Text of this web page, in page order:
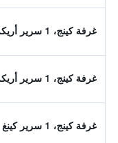
غرفة كينج، 1 سرير أريكة
غرفة كينج، 1 سرير أريكة
غرفة كينج، 1 سرير كينغ